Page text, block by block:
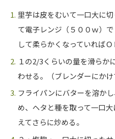
里芋は皮をむいて一口大に
て電子レンジ（５００ｗ）
して柔らかくなっていればＯ
１の2/3くらいの量を滑らか
わせる。（ブレンダーにかけ
フライパンにバターを溶か
め、ヘタと種を取って一口
えてさらに炒める。